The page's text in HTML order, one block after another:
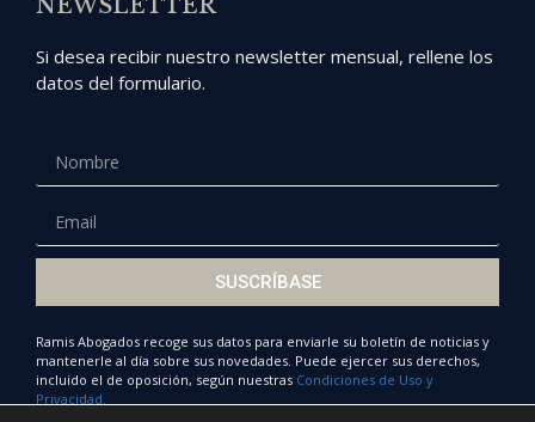
NEWSLETTER
Si desea recibir nuestro newsletter mensual, rellene los
datos del formulario.
SUSCRÍBASE
Ramis Abogados recoge sus datos para enviarle su boletín de noticias y
mantenerle al día sobre sus novedades. Puede ejercer sus derechos,
incluido el de oposición, según nuestras Condiciones de Uso y
Privacidad.